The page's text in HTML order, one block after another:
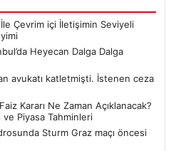
Çevrim içi İletişimin Seviyeli
Heyecan Dalga Dalga
avukatı katletmişti. İstenen ceza
Kararı Ne Zaman Açıklanacak?
Piyasa Tahminleri
Sturm Graz maçı öncesi